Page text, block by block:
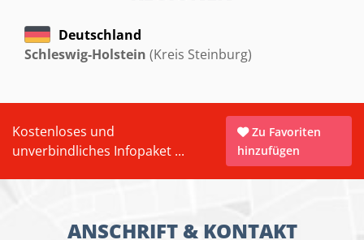
Deutschland
Schleswig-Holstein (Kreis Steinburg)
Kostenloses und
unverbindliches Infopaket ...
Zu Favoriten
hinzufügen
ANSCHRIFT & KONTAKT